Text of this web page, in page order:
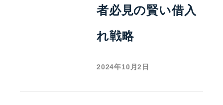
者必見の賢い借入
れ戦略
2024年10月2日